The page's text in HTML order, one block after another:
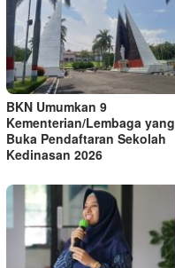
BKN Umumkan 9
Kementerian/Lembaga yang
Buka Pendaftaran Sekolah
Kedinasan 2026